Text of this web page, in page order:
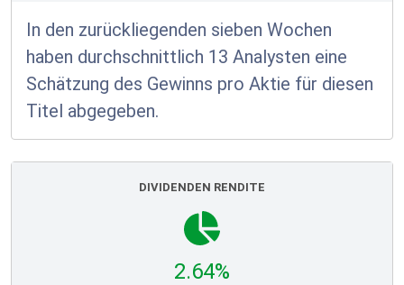
In den zurückliegenden sieben Wochen
haben durchschnittlich 13 Analysten eine
Schätzung des Gewinns pro Aktie für diesen
Titel abgegeben.
DIVIDENDEN RENDITE
2.64%